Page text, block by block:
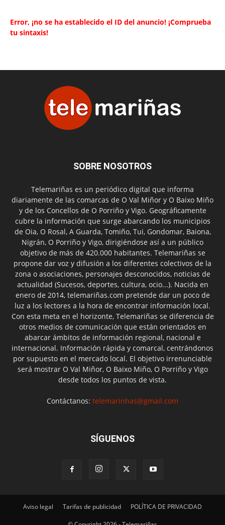
Error, ¡no se ha establecido el ID del anuncio! ¡Comprueba
tu sintaxis!
SOBRE NOSOTROS
Telemariñas es un periódico digital que informa
diariamente de las comarcas de O Val Miñor y O Baixo Miño
y de los Concellos de O Porriño y Vigo. Geográficamente
cubre la información que surge abarcando los municipios
de Oia, O Rosal, A Guarda, Tomiño, Tui, Gondomar, Baiona,
Nigrán, O Porriño y Vigo, dirigiéndose así a un público
objetivo de más de 420.000 habitantes. Telemariñas se
propone dar voz y difusión a los diferentes colectivos de la
zona o asociaciones, personajes desconocidos, noticias de
actualidad (Sucesos, deportes, cultura, ocio...). Nacida en
enero de 2014, telemariñas.com pretende dar un poco de
luz a los lectores a la hora de encontrar información local.
Con esta meta en el horizonte, Telemariñas se diferencia de
otros medios de comunicación que están orientados en
abarcar ámbitos de información regional, nacional e
internacional. Información rápida y comarcal, centrándonos
por supuesto en el mercado local. El objetivo irrenunciable
será mostrar O Val Miñor, O Baixo Miño, O Porriño y Vigo
desde todos los puntos de vista.
Contáctanos: telemarinhas@gmail.com
SÍGUENOS
Aviso legal Tarifas de publicidad POLÍTICA DE PRIVACIDAD